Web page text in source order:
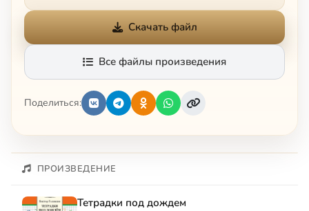
Скачать файл
Все файлы произведения
Поделиться:
ПРОИЗВЕДЕНИЕ
Тетрадки под дождем